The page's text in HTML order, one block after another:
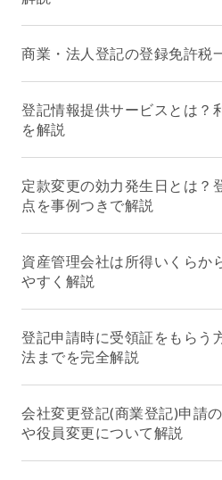
商業・法人登記の登録免許税
登記情報提供サービスとは？
を解説
定款変更の効力発生日とは？
点を事例つきで解説
資産管理会社は所得いくらか
やすく解説
登記申請時に受領証をもらう
法までを完全解説
会社変更登記(商業登記)申請
や役員変更について解説